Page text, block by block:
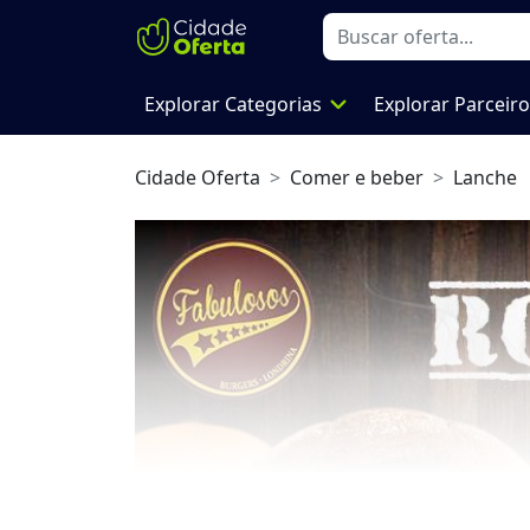
Explorar Categorias expand_more Explorar
Cidade Oferta Comer e beber Lanche